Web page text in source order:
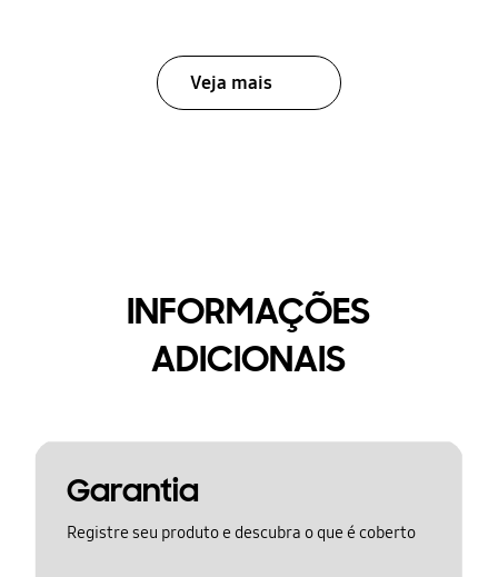
Veja mais
INFORMAÇÕES
ADICIONAIS
Garantia
Registre seu produto e descubra o que é coberto